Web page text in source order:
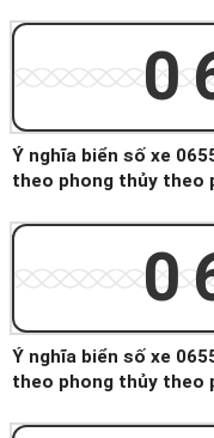
Ý nghĩa biển số xe
theo phong thủy theo
Ý nghĩa biển số xe
theo phong thủy theo